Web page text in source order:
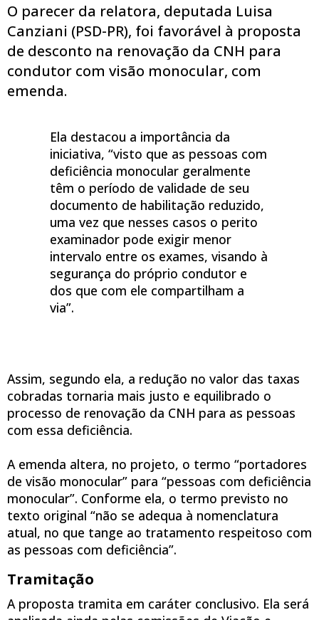
O parecer da relatora, deputada Luisa
Canziani (PSD-PR), foi favorável à proposta
de desconto na renovação da CNH para
condutor com visão monocular, com
emenda.
Ela destacou a importância da
iniciativa, “visto que as pessoas com
deficiência monocular geralmente
têm o período de validade de seu
documento de habilitação reduzido,
uma vez que nesses casos o perito
examinador pode exigir menor
intervalo entre os exames, visando à
segurança do próprio condutor e
dos que com ele compartilham a
via”.
Assim, segundo ela, a redução no valor das taxas
cobradas tornaria mais justo e equilibrado o
processo de renovação da CNH para as pessoas
com essa deficiência.
A emenda altera, no projeto, o termo “portadores
de visão monocular” para “pessoas com deficiência
monocular”. Conforme ela, o termo previsto no
texto original “não se adequa à nomenclatura
atual, no que tange ao tratamento respeitoso com
as pessoas com deficiência”.
Tramitação
A proposta tramita em caráter conclusivo. Ela será